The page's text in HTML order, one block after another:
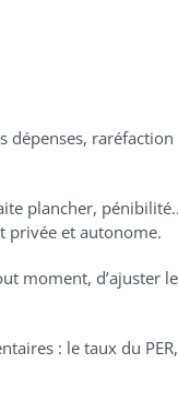
dépenses,
plancher,
privée et autonome.
d’ajuster
: le taux du